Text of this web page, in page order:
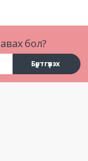
бол?
Бүртгүүлэх